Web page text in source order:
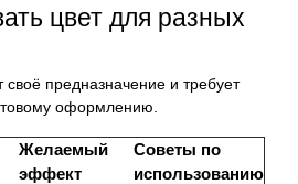
цвет для разных
предназначение и требует
оформлению.
Желаемый
эффект
Советы по
использованию